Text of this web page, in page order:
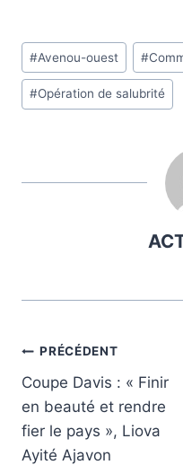
Étiquettes
de
la
#Avenou-ouest #
#Opération de salubrité
Navigation
de
l’article
PRÉCÉDENT
Coupe Davis : « Finir
en beauté et rendre
fier le pays », Liova
Ayité Ajavon